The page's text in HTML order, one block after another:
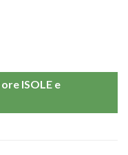
ISOLE e